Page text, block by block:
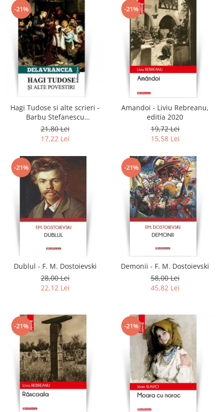
-21%
Hagi Tudose si alte scrieri -
Barbu Stefanescu
Delavrancea
21,80 Lei
17,22 Lei
-21%
Amandoi - Liviu Rebreanu,
editia 2020
19,72 Lei
15,58 Lei
-21%
Dublul - F. M. Dostoievski
28,00 Lei
22,12 Lei
-21%
Demonii - F. M. Dostoievski
58,00 Lei
45,82 Lei
-21% -21%